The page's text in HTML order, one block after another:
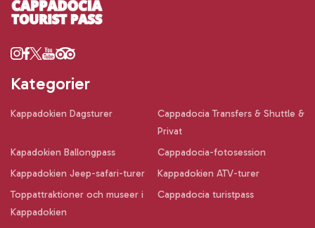
Kategorier
Kappadokien Dagsturer
Cappadocia Transfers & Shuttle &
Privat
Kapadokien Ballongpass
Cappadocia-fotosession
Kappadokien Jeep-safari-turer
Kappadokien ATV-turer
Toppattraktioner och museer i
Kappadokien
Cappadocia turistpass